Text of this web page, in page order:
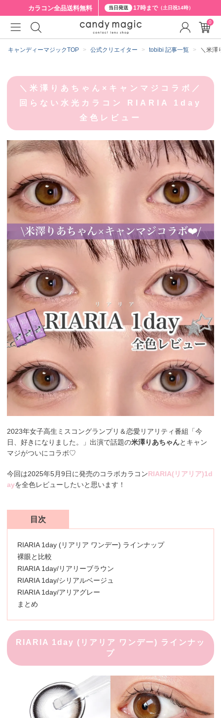
カラコン全品送料無料 当日発送 17時まで（土日祝14時）
キャンディーマジックTOP 公式クリエイター tobibi 記事一覧 ＼米澤
＼米澤りあちゃん×キャンマジコラボ／
回らない水光カラコン RIARIA 1day
全色レビュー
2023年女子高生ミスコングランプリ＆恋愛リアリティ番組「今
日、好きになりました。」出演で話題の米澤りあちゃんとキャン
マジがついにコラボ♡
今回は2025年5月9日に発売のコラボカラコンRIARIA(リアリア)1d
ayを全色レビューしたいと思います！
目次
RIARIA 1day (リアリア ワンデー) ラインナップ
裸眼と比較
RIARIA 1day/リアリーブラウン
RIARIA 1day/シリアルベージュ
RIARIA 1day/アリアグレー
まとめ
RIARIA 1day (リアリア ワンデー) ラインナッ
プ
0